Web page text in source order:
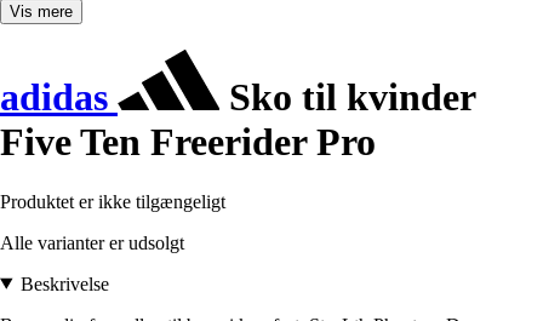
Vis mere
adidas
Sko til kvinder
Five Ten Freerider Pro
Produktet er ikke tilgængeligt
Alle varianter er udsolgt
Beskrivelse